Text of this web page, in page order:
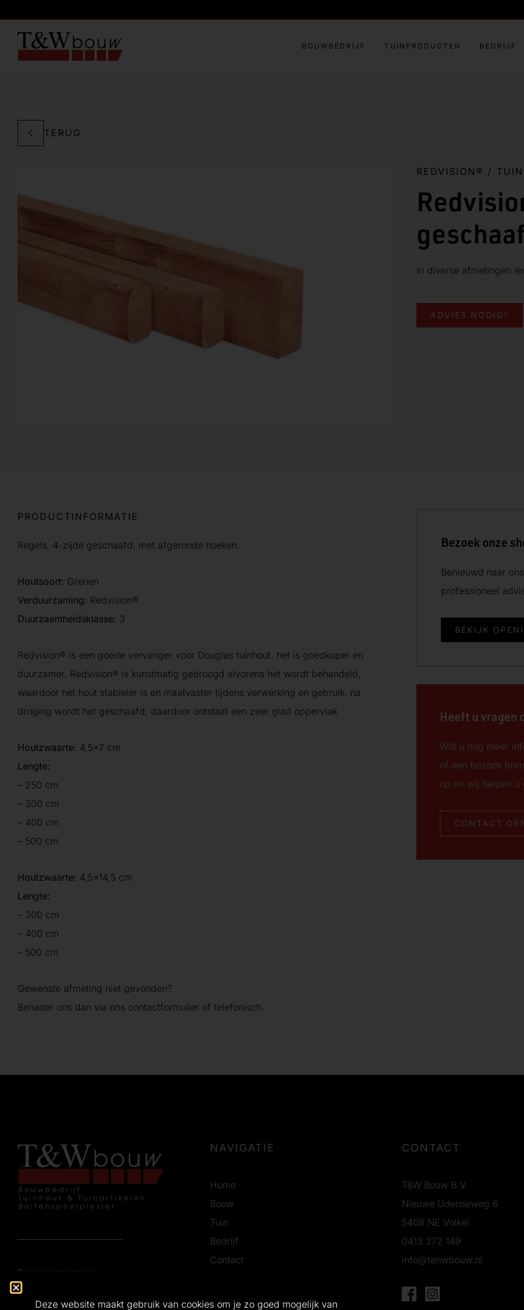
BOUWBEDRIJF TUINPRODUCTEN BEDRIJF
TERUG
REDVISION® /
In diverse afmetingen
ADVIES NODIG?
PRODUCTINFORMATIE
Regels, 4-zijde geschaafd. met afgeronde hoeken.
Houtsoort: Grenen
Verduurzaming: Redvision®
Duurzaamheidsklasse: 3
Redvision® is een goede vervanger voor Douglas tuinhout. het is goedkoper en
duurzamer. Redvision® is kunstmatig gedroogd alvorens het wordt behandeld,
waardoor het hout stabieler is en maatvaster tijdens verwerking en gebruik. na
droging wordt het geschaafd, daardoor ontstaat een zeer glad oppervlak
Houtzwaarte: 4,5×7 cm
Lengte:
– 250 cm
– 300 cm
– 400 cm
– 500 cm
Houtzwaarte: 4,5×14,5 cm
Lengte:
– 300 cm
– 400 cm
– 500 cm
Gewenste afmeting niet gevonden?
Benader ons dan via ons contactformulier of telefonisch.
Bezoek onze
Benieuwd naar
professioneel
BEKIJK
Heeft u vragen
Wilt u nog meer
of een bezoek
op en wij helpen u
CONTACT
Privacyverklaring
NAVIGATIE
Home
Bouw
Tuin
Bedrijf
Contact
CONTACT
T&W Bouw B.V.
Nieuwe Udenseweg 6
5408 NE Volkel
0413 272 149
info@tenwbouw.nl
Deze website maakt gebruik van cookies om je zo goed mogelijk van